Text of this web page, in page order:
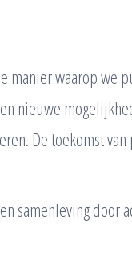
manier waarop we
nieuwe
De toekomst
samenleving door